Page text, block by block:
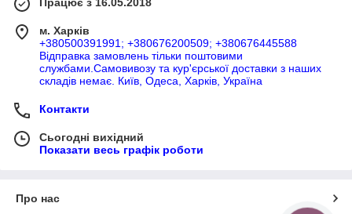
м. Харків
+380500391991; +380676200509; +380676445588
Відправка замовлень тільки поштовими
службами.Самовивозу та кур'єрської доставки з наших
складів немає. Київ, Одеса, Харків, Україна
Контакти
Сьогодні вихідний
Показати весь графік роботи
Про нас